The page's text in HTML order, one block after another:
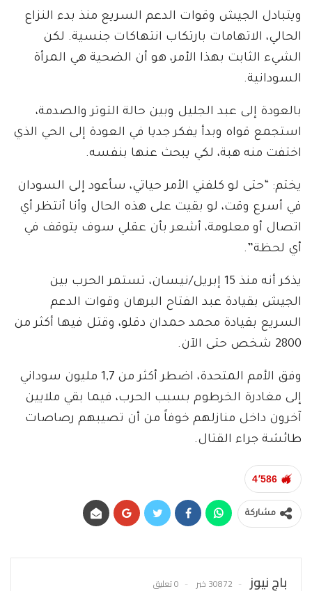
ويتبادل الجيش وقوات الدعم السريع منذ بدء النزاع
الحالي، الاتهامات بارتكاب انتهاكات جنسية. لكن
الشيء الثابت بهذا الأمر، هو أن الضحية هي المرأة
السودانية.
بالعودة إلى عبد الجليل وبين حالة التوتر والصدمة،
استجمع قواه وبدأ يفكر جديا في العودة إلى الحي الذي
اختفت منه هبة، لكي يبحث عنها بنفسه.
يختم: “حتى لو كلفني الأمر حياتي، سأعود إلى السودان
في أسرع وقت، لو بقيت على هذه الحال وأنا أنتظر أي
اتصال أو معلومة، أشعر بأن عقلي سوف يتوقف في
أي لحظة”.
يذكر أنه منذ 15 إبريل/نيسان، تستمر الحرب بين
الجيش بقيادة عبد الفتاح البرهان وقوات الدعم
السريع بقيادة محمد حمدان دقلو، وقتل فيها أكثر من
2800 شخص حتى الآن.
وفق الأمم المتحدة، اضطر أكثر من 1,7 مليون سوداني
إلى مغادرة الخرطوم بسبب الحرب، فيما بقي ملايين
آخرون داخل منازلهم خوفاً من أن تصيبهم رصاصات
طائشة جراء القتال.
4٬586
مشاركة
باج نيوز 30872 خبر 0 تعليق